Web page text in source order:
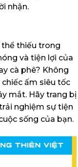
nhận.
thiếu trong
và tiện lợi của
cà phê? Không
chiếc ấm siêu tốc
mắt. Hãy trang bị
nghiệm sự tiện
sống của bạn.